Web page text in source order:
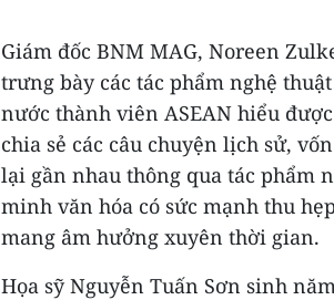
Giám đốc BNM MAG, Noreen
trưng bày các tác phẩm nghệ
nước thành viên ASEAN hiểu
chia sẻ các câu chuyện lịch sử,
lại gần nhau thông qua tác phẩm
minh văn hóa có sức mạnh thu
mang âm hưởng xuyên thời gian.
Họa sỹ Nguyễn Tuấn Sơn sinh